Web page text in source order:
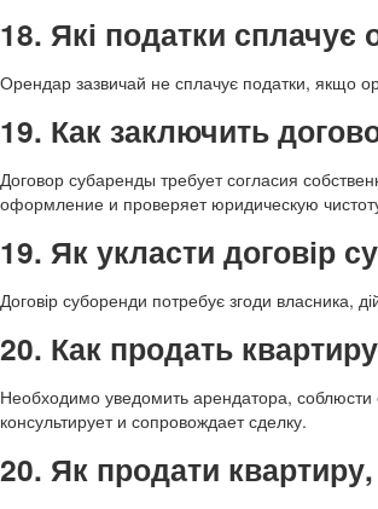
18. Які податки сплачує
Орендар зазвичай не сплачує податки, якщо
19. Как заключить
Договор субаренды требует согласия
оформление и проверяет юридическую
19. Як укласти договір
Договір суборенди потребує згоди власника,
20. Как продать
Необходимо уведомить арендатора, соблюсти
консультирует и сопровождает сделку.
20. Як продати